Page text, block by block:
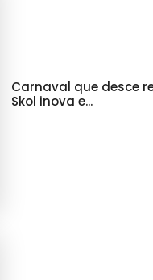
Carnaval que desce
Skol inova e...